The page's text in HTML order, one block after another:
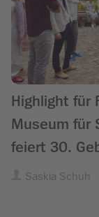
Highlight für
Museum für
feiert 30.
Saskia Schuh